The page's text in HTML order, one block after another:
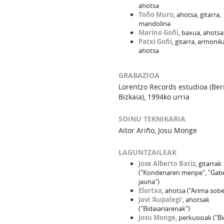
ahotsa
Toño Muro, ahotsa, gitarra,
mandolina
Marino Goñi, baxua, ahotsa
Patxi Goñi, gitarra,
ahotsa
GRABAZIOA
Lorentzo Records estudioa
Bizkaia), 1994ko urria
SOINU TEKNIKARIA
Aitor Ariño, Josu Monge
LAGUNTZAILEAK
Jose Alberto Batiz, gitarrak
("Kondenaren menpe",
jauna")
Elortxa, ahotsa ("Arima
Javi 'Aupalegi', ahotsak
("Bidaiariarenak")
Josu Monge, perkusioak